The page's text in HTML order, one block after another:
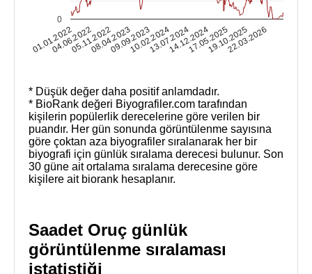
01.01.2022
04.06.2022
05.11.2022
08.04.2023
09.09.2023
10.02.2024
13.07.2024
14.12.2024
17.05.2025
19.10.2025
22.03.2026
0
* Düşük değer daha positif anlamdadır.
* BioRank değeri Biyografiler.com tarafından
kişilerin popülerlik derecelerine göre verilen bir
puandır. Her gün sonunda görüntülenme sayısına
göre çoktan aza biyografiler sıralanarak her bir
biyografi için günlük sıralama derecesi bulunur. Son
30 güne ait ortalama sıralama derecesine göre
kişilere ait biorank hesaplanır.
Saadet Oruç günlük
görüntülenme sıralaması
istatistiği